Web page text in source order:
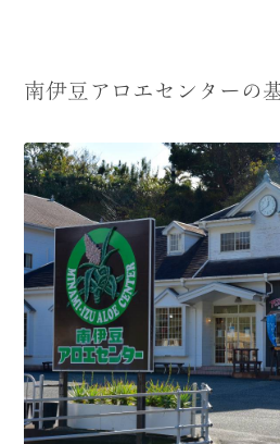
南伊豆アロエセンターの